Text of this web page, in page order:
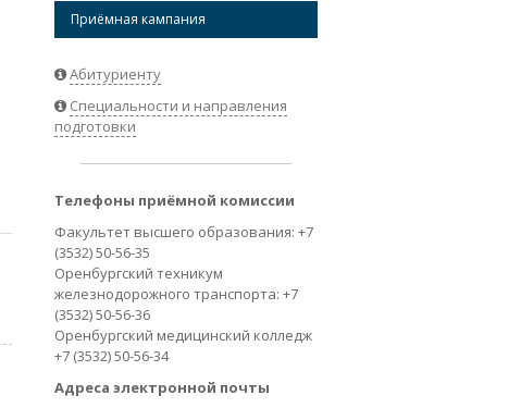
Приёмная кампания
Абитуриенту
Специальности и направления
подготовки
Телефоны приёмной комиссии
Факультет высшего образования: +7
(3532) 50-56-35
Оренбургский техникум
железнодорожного транспорта: +7
(3532) 50-56-36
Оренбургский медицинский колледж
+7 (3532) 50-56-34
Адреса электронной почты